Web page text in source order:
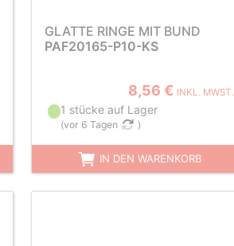
GLATTE RINGE MIT BUND
PAF20165-P10-KS
8,56 € INKL. MWST.
1 stücke auf Lager
(vor 6 Tagen )
IN DEN WARENKORB